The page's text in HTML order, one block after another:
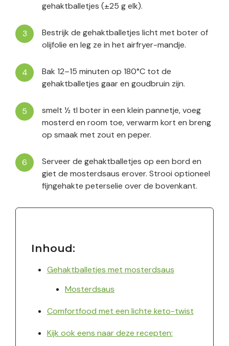
gehaktballetjes (±25 g elk).
Bestrijk de gehaktballetjes licht met boter of
olijfolie en leg ze in het airfryer-mandje.
Bak 12–15 minuten op 180°C tot de
gehaktballetjes gaar en goudbruin zijn.
smelt ½ tl boter in een klein pannetje, voeg
mosterd en room toe, verwarm kort en breng
op smaak met zout en peper.
Serveer de gehaktballetjes op een bord en
giet de mosterdsaus erover. Strooi optioneel
fijngehakte peterselie over de bovenkant.
Inhoud:
Gehaktballetjes met mosterdsaus
Mosterdsaus
Comfortfood met een lichte keto-twist
Kijk ook eens naar deze recepten: